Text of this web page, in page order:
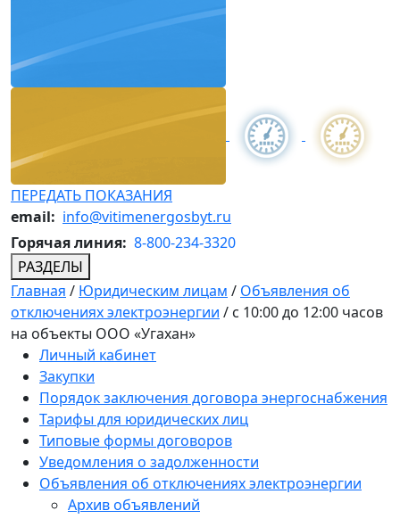
ПЕРЕДАТЬ ПОКАЗАНИЯ
email: info@vitimenergosbyt.ru
Горячая линия: 8-800-234-3320
РАЗДЕЛЫ
Главная / Юридическим лицам / Объявления об
отключениях электроэнергии / с 10:00 до 12:00 часов
на объекты ООО «Угахан»
Личный кабинет
Закупки
Порядок заключения договора энергоснабжения
Тарифы для юридических лиц
Типовые формы договоров
Уведомления о задолженности
Объявления об отключениях электроэнергии
Архив объявлений